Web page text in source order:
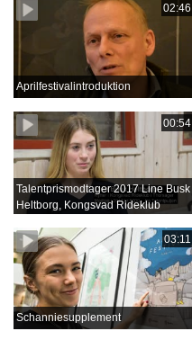
02:46
Aprilfestivalintroduktion
00:54
Talentprismodtager 2017 Line Busk
Heltborg, Kongsvad Rideklub
03:11
Schanniesupplement